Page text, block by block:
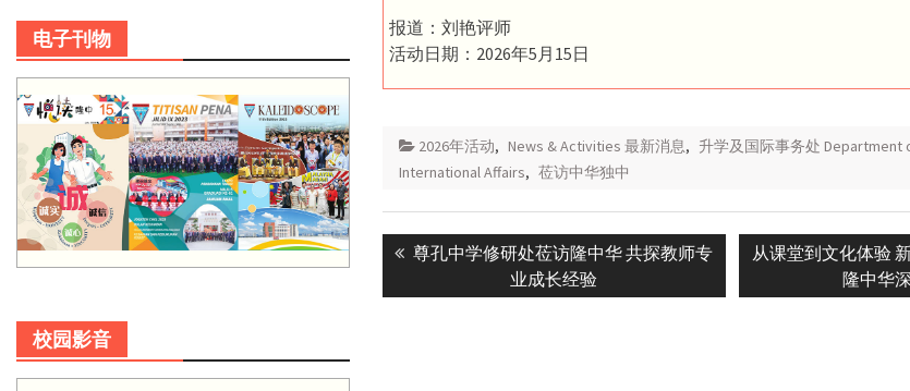
报道：刘艳评师
活动日期：2026年5月15日
2026年活动, News & Activities 最新消息, 升学及国际事务处 Department
International Affairs, 莅访中华独中
Post
navigation
Previous
尊孔中学修研处莅访隆中华 共探教师专
业成长经验
Next
从课堂到文化体验
隆中华
电子刊物
校园影音